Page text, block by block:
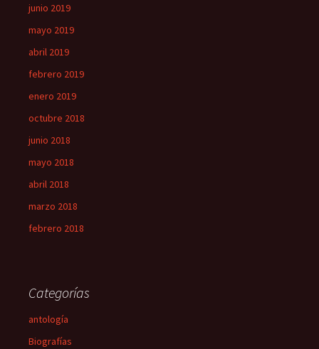
junio 2019
mayo 2019
abril 2019
febrero 2019
enero 2019
octubre 2018
junio 2018
mayo 2018
abril 2018
marzo 2018
febrero 2018
Categorías
antología
Biografías